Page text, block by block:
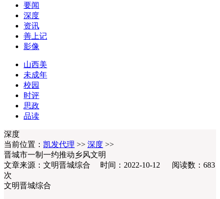
要闻
深度
资讯
善上记
影像
山西美
未成年
校园
时评
思政
品读
深度
当前位置： 凯发代理 >> 深度 >>
晋城市一制一约推动乡风文明
文章来源：文明晋城综合 时间：2022-10-12 阅读数： 683
次
文明晋城综合